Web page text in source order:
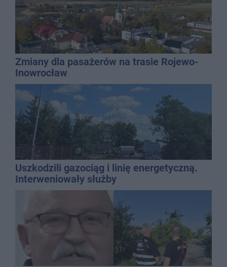
Zmiany dla pasażerów na trasie Rojewo-
Inowrocław
Uszkodzili gazociąg i linię energetyczną.
Interweniowały służby